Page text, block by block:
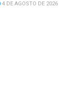
4 DE AGOSTO DE 2026